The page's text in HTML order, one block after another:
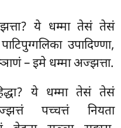
ये धम्मा तेसं तेसं
उपादिण्णा,
– इमे धम्मा अज्झत्ता.
ये धम्मा तेसं तेसं
पच्चत्तं नियता